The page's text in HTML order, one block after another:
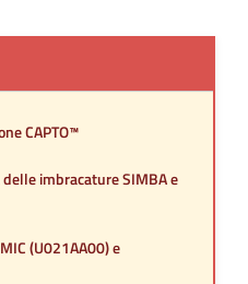
CAPTO™
imbracature SIMBA e
(U021AA00) e